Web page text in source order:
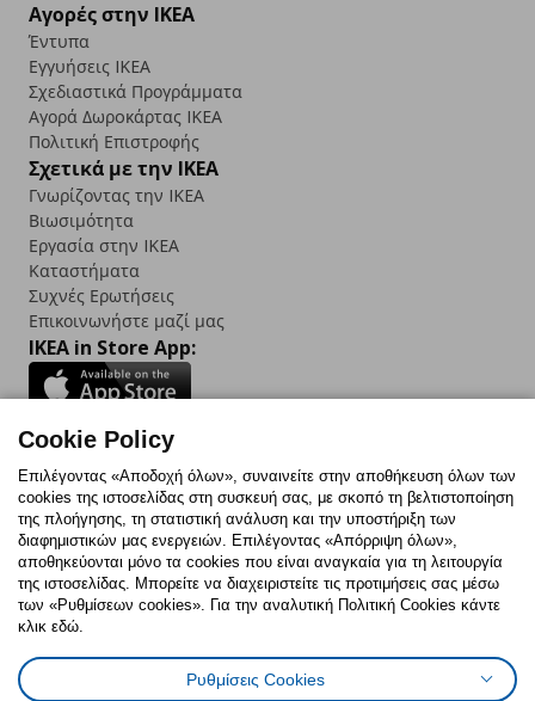
Αγορές στην IKEA
Έντυπα
Εγγυήσεις IKEA
Σχεδιαστικά Προγράμματα
Αγορά Δωρoκάρτας IKEA
Πολιτική Επιστροφής
Σχετικά με την IKEA
Γνωρίζοντας την IKEA
Βιωσιμότητα
Εργασία στην IKEA
Καταστήματα
Συχνές Ερωτήσεις
Επικοινωνήστε μαζί μας
IKEA in Store App:
Follow us:
FacebookInstagram
TikTokYoutubePinterestTwitter
Πολιτική CookiesΔήλωση ψηφιακής προσβασιμότητας
Ρυθμίσεις cookiesΌροι Χρήσης
Cookie Policy
Επιλέγοντας «Αποδοχή όλων», συναινείτε στην αποθήκευση όλων των
cookies της ιστοσελίδας στη συσκευή σας, με σκοπό τη βελτιστοποίηση
της πλοήγησης, τη στατιστική ανάλυση και την υποστήριξη των
διαφημιστικών μας ενεργειών. Επιλέγοντας «Απόρριψη όλων»,
αποθηκεύονται μόνο τα cookies που είναι αναγκαία για τη λειτουργία
της ιστοσελίδας. Μπορείτε να διαχειριστείτε τις προτιμήσεις σας μέσω
των «Ρυθμίσεων cookies». Για την αναλυτική Πολιτική Cookies κάντε
κλικ εδώ.
Ρυθμίσεις Cookies